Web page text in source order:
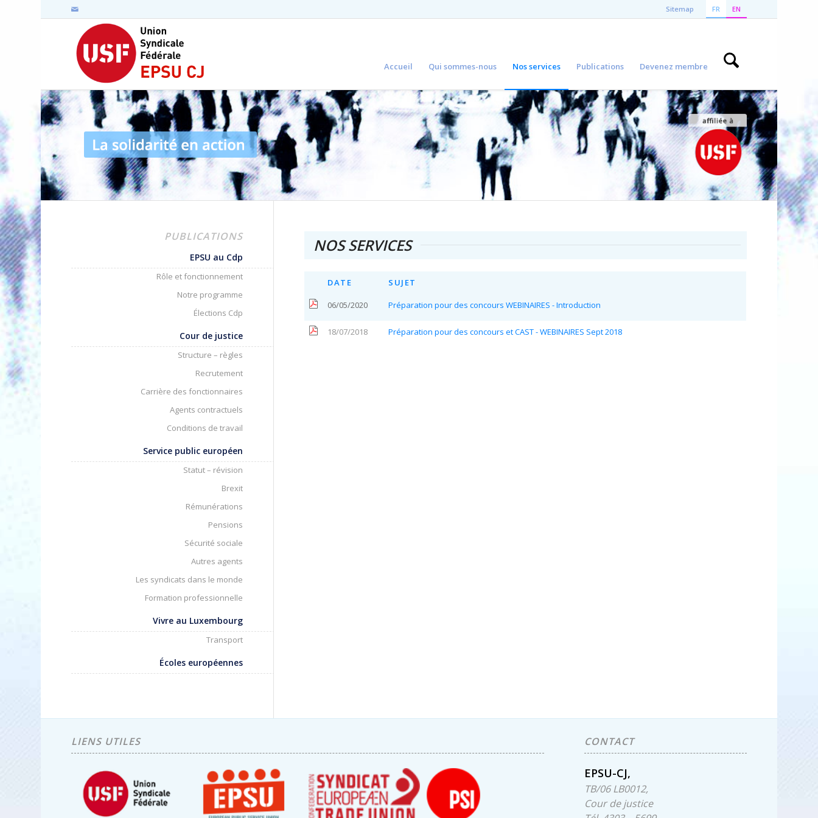
FR EN
Sitemap
Accueil Qui sommes-nous Nos services Publications Devenez membre
NOS SERVICES
DATE SUJET
06/05/2020 Préparation pour des concours WEBINAIRES - Introduction
18/07/2018 Préparation pour des concours et CAST - WEBINAIRES Sept 2018
PUBLICATIONS
EPSU au Cdp
Rôle et fonctionnement
Notre programme
Élections Cdp
Cour de justice
Structure – règles
Recrutement
Carrière des fonctionnaires
Agents contractuels
Conditions de travail
Service public européen
Statut – révision
Brexit
Rémunérations
Pensions
Sécurité sociale
Autres agents
Les syndicats dans le monde
Formation professionnelle
Vivre au Luxembourg
Transport
Écoles européennes
LIENS UTILES CONTACT
EPSU-CJ,
TB/06 LB0012,
Cour de justice